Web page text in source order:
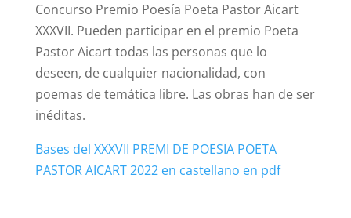
Concurso Premio Poesía Poeta Pastor Aicart
XXXVII. Pueden participar en el premio Poeta
Pastor Aicart todas las personas que lo
deseen, de cualquier nacionalidad, con
poemas de temática libre. Las obras han de ser
inéditas.
Bases del XXXVII PREMI DE POESIA POETA
PASTOR AICART 2022 en castellano en pdf